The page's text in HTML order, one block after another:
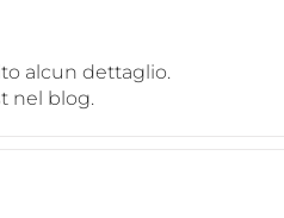
alcun dettaglio.
nel blog.